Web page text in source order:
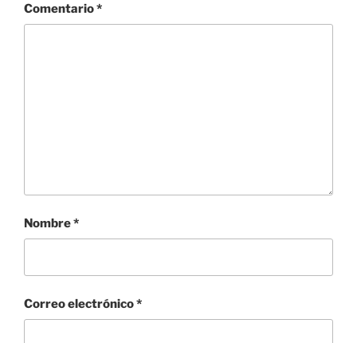
Comentario*
Nombre*
Correo electrónico*